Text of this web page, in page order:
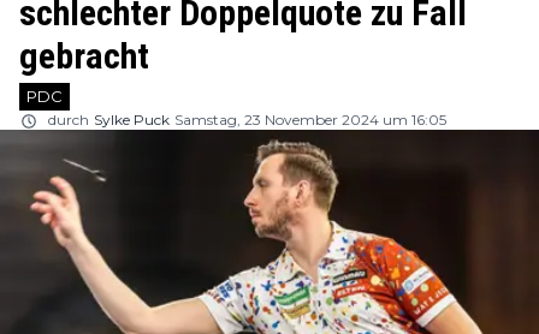
schlechter Doppelquote zu Fall
gebracht
PDC
durch Sylke Puck Samstag, 23 November 2024 um 16:05